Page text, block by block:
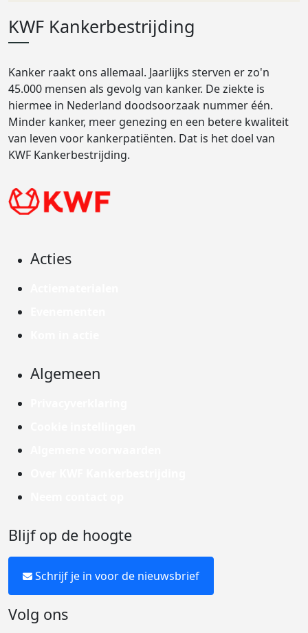
KWF Kankerbestrijding
Kanker raakt ons allemaal. Jaarlijks sterven er zo'n
45.000 mensen als gevolg van kanker. De ziekte is
hiermee in Nederland doodsoorzaak nummer één.
Minder kanker, meer genezing en een betere kwaliteit
van leven voor kankerpatiënten. Dat is het doel van
KWF Kankerbestrijding.
Acties
Algemeen
Blijf op de hoogte
Schrijf je in voor de nieuwsbrief
Volg ons